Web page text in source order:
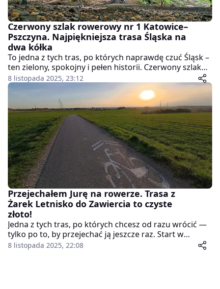
Czerwony szlak rowerowy nr 1 Katowice–
Pszczyna. Najpiękniejsza trasa Śląska na
dwa kółka
To jedna z tych tras, po których naprawdę czuć Śląsk –
ten zielony, spokojny i pełen historii. Czerwony szlak
rowerowy nr 1 prowadzi z Katowic do Pszczyny,
przecinając parki, lasy i malownicze okolice. Idealny
pomysł na weekendowy wypad – niezależnie od tego,
czy jeździsz rekreacyjnie, czy trenujesz długie
dystanse.
8 listopada 2025, 23:12
Przejechałem Jurę na rowerze. Trasa z
Żarek Letnisko do Zawiercia to czyste
złoto!
Jedna z tych tras, po których chcesz od razu wrócić —
tylko po to, by przejechać ją jeszcze raz. Start w
Żarkach Letnisko, potem Mirów, Bobolice, Morsko i
8 listopada 2025, 22:08